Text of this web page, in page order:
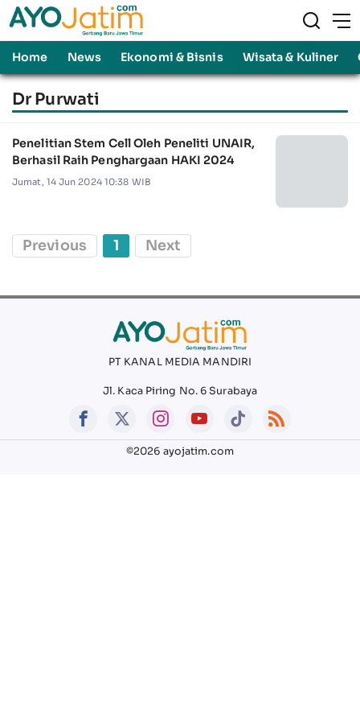
Home News Ekonomi & Bisnis Wisata & Kuliner
Dr Purwati
Penelitian Stem Cell Oleh Peneliti UNAIR,
Berhasil Raih Penghargaan HAKI 2024
Jumat, 14 Jun 2024 10:38 WIB
Previous 1 Next
PT KANAL MEDIA MANDIRI
Jl. Kaca Piring No. 6 Surabaya
©2026 ayojatim.com